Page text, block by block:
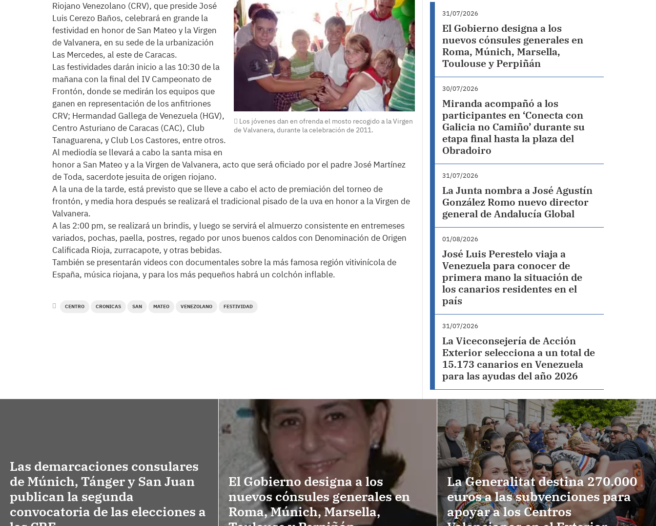
Los jóvenes dan en ofrenda el mosto recogido a la Virgen
de Valvanera, durante la celebración de 2011.
Riojano Venezolano (CRV), que preside José
Luis Cerezo Baños, celebrará en grande la
festividad en honor de San Mateo y la Virgen
de Valvanera, en su sede de la urbanización
Las Mercedes, al este de Caracas.
Las festividades darán inicio a las 10:30 de la
mañana con la final del IV Campeonato de
Frontón, donde se medirán los equipos que
ganen en representación de los anfitriones
CRV; Hermandad Gallega de Venezuela (HGV),
Centro Asturiano de Caracas (CAC), Club
Tanaguarena, y Club Los Castores, entre otros.
Al mediodía se llevará a cabo la santa misa en
honor a San Mateo y a la Virgen de Valvanera, acto que será oficiado por el padre José Martínez
de Toda, sacerdote jesuita de origen riojano.
A la una de la tarde, está previsto que se lleve a cabo el acto de premiación del torneo de
frontón, y media hora después se realizará el tradicional pisado de la uva en honor a la Virgen de
Valvanera.
A las 2:00 pm, se realizará un brindis, y luego se servirá el almuerzo consistente en entremeses
variados, pochas, paella, postres, regado por unos buenos caldos con Denominación de Origen
Calificada Rioja, zurracapote, y otras bebidas.
También se presentarán videos con documentales sobre la más famosa región vitivinícola de
España, música riojana, y para los más pequeños habrá un colchón inflable.
CENTRO CRONICAS SAN MATEO VENEZOLANO FESTIVIDAD
31/07/2026
El Gobierno designa a los
nuevos cónsules generales en
Roma, Múnich, Marsella,
Toulouse y Perpiñán
30/07/2026
Miranda acompañó a los
participantes en ‘Conecta con
Galicia no Camiño’ durante su
etapa final hasta la plaza del
Obradoiro
31/07/2026
La Junta nombra a José Agustín
González Romo nuevo director
general de Andalucía Global
01/08/2026
José Luis Perestelo viaja a
Venezuela para conocer de
primera mano la situación de
los canarios residentes en el
país
31/07/2026
La Viceconsejería de Acción
Exterior selecciona a un total de
15.173 canarios en Venezuela
para las ayudas del año 2026
Las demarcaciones consulares
de Múnich, Tánger y San Juan
publican la segunda
convocatoria de las elecciones a
El Gobierno designa a los
nuevos cónsules generales en
Roma, Múnich, Marsella,
La Generalitat destina 270.000
euros a las subvenciones para
apoyar a los Centros